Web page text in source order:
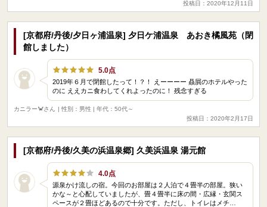
投稿日：2020年12月11日
[京都府/丹後/夕日ヶ浦温泉] 夕日ケ浦温泉 あおき橘風苑（閉
館しました）
5.0点
2019年６月で閉館したって！？！ えーーーー 贔屓のホテルやった
のに ええカニ食わしてくれよったのに！ 残念すぎる
カニラー🦀さん
| 性別：男性 | 年代：50代～
投稿日：2020年2月17日
[京都府/丹後/久美の浜温泉郷] 久美浜温泉 湯元館
4.0点
源泉かけ流しの宿。今回のお部屋は２人泊で４畳半の部屋。狭い
かな～と心配していましたが、畳４畳半に床の間・広縁・玄関ス
ペースが２畳ほどあるので十分です。ただし、トイレはメチ…